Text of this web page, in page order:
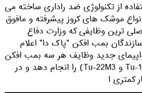
از تکنولوژی ضد راداری ساخته می
موشک های کروز پیشرفته و مافوق
ترین وظایفی كه وزارت دفاع
بمب افکن "پاک دا" اعلام
جدید وظایف هر سه بمب افکن
فعلی (Tu-160 ، Tu-95MS و Tu-22M3) را انجام دهد و در
كمتری ا